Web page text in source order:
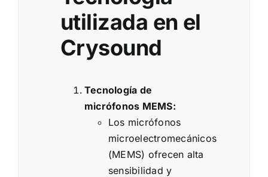
utilizada en el
Crysound
Tecnología de
micrófonos MEMS:
Los micrófonos
microelectromecánicos
(MEMS) ofrecen alta
sensibilidad y